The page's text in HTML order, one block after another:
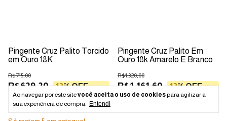
Ao navegar por este sitevocê aceita o uso de cookiespara agilizar a
sua experiência de compra. Entendi
Pingente Cruz Palito Torcido
em Ouro 18K
R$629,20
R$715,00
12% OFF
12xdeR$52,43sem juros
R$566,28
Boleto
Pingente Cruz Palito Em
Ouro 18k Amarelo E Branco
R$1.161,60
R$1.320,00
12% OFF
12xdeR$96,80 sem juros